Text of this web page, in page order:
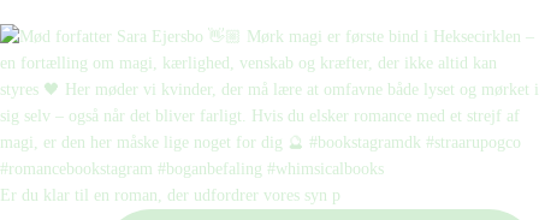
Er du klar til en roman, der udfordrer vores syn p